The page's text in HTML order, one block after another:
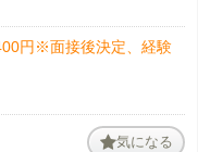
円※面接後決定、経験
気になる